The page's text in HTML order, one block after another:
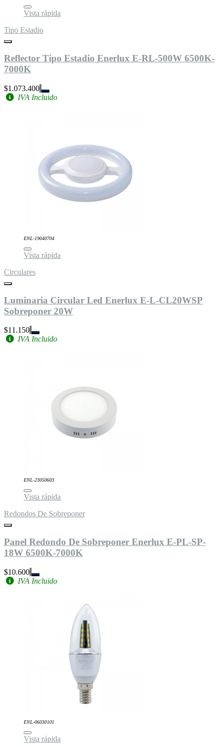
Vista rápida
Tipo Estadio
Reflector Tipo Estadio Enerlux E-RL-500W 6500K-
7000K
$1.073.400
IVA Incluido
ENL-19040704
Vista rápida
Circulares
Luminaria Circular Led Enerlux E-L-CL20WSP
Sobreponer 20W
$11.150
IVA Incluido
ENL-23050603
Vista rápida
Redondos De Sobreponer
Panel Redondo De Sobreponer Enerlux E-PL-SP-
18W 6500K-7000K
$10.600
IVA Incluido
ENL-06030101
Vista rápida